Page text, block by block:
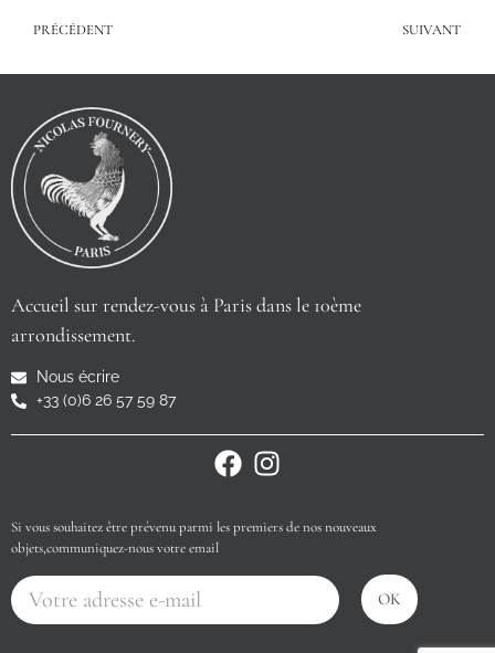
PRÉCÉDENT SUIVANT
Accueil sur rendez-vous à Paris dans le 10ème
arrondissement.
Nous écrire
+33 (0)6 26 57 59 87
Si vous souhaitez être prévenu parmi les premiers de nos nouveaux
objets,communiquez-nous votre email
OK